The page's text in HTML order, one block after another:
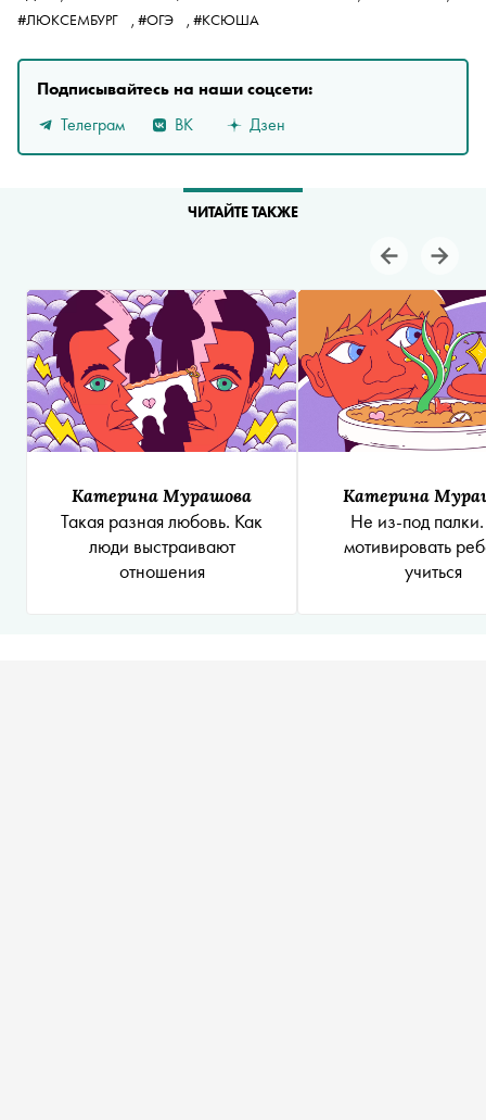
#ЛЮКСЕМБУРГ
, #ОГЭ , #КСЮША
Подписывайтесь на наши соцсети:
Телеграм
ВК Дзен
ЧИТАЙТЕ ТАКЖЕ
Катерина Мурашова
Такая разная любовь. Как
люди выстраивают
отношения
Катерина
Не из-под
мотивировать
учиться